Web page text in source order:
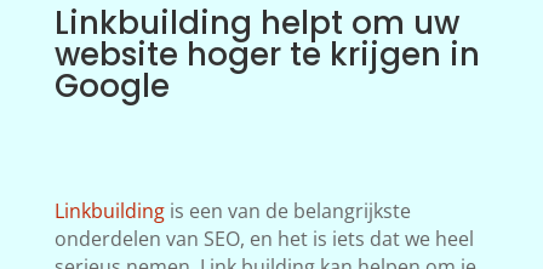
Linkbuilding helpt om uw
website hoger te krijgen in
Google
Linkbuildingis een van de belangrijkste
onderdelen van SEO, en het is iets dat we heel